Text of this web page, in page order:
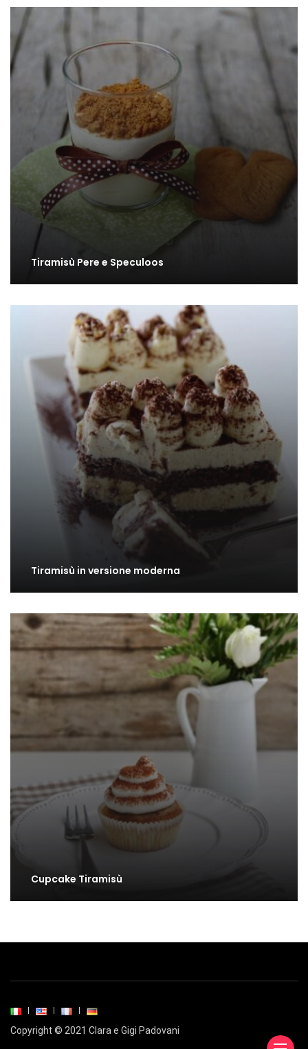
Tiramisù Pere e Speculoos
Tiramisù in versione moderna
Cupcake Tiramisù
Copyright © 2021 Clara e Gigi Padovani